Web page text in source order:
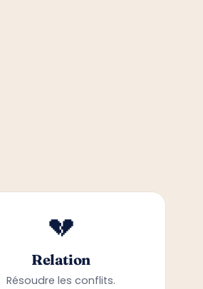
💔
Relation
Résoudre les conflits.